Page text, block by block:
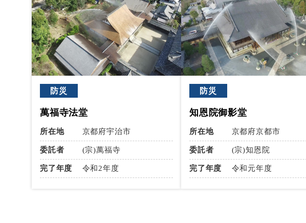
防災
萬福寺法堂
所在地 京都府宇治市
委託者 (宗)萬福寺
完了年度 令和2年度
防災
知恩院御影堂
所在地 京都府京都市
委託者 (宗)知恩院
完了年度 令和元年度